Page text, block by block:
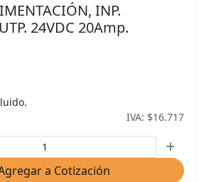
INP.
24VDC 20Amp.
IVA: $16.717
a Cotización